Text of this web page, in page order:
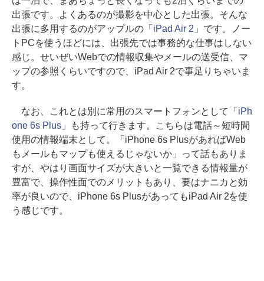
出張です。よくあるのが撮影を中心とした出張。そんな
出張に多用するのがアップルの「 iPad Air 2 」です。ノー
トPCを使うほどには、出張先では事務的な仕事はしない
感じ。せいぜいWebでの情報収集やメールの送受信、マ
ップの参照くらいですので、iPad Air 2で事足りちゃいま
す。
なお、これとは別に常用のスマートフォンとして「 iPh
one 6s Plus」も持って行きます。こちらは電話～短時間
使用の情報端末として。「iPhone 6s PlusがあればWeb
もメールもマップも使えるじゃないか」って話もありま
すが、やはり画面サイズが大きいと一覧できる情報量が
豊富で、操作性面でのメリットもあり、要はナニカと効
率が良いので、iPhone 6s PlusがあってもiPad Air 2を使
う感じです。